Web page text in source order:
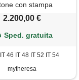
con stampa
2.200,00 €
Sped. gratuita
IT 46 IT 48 IT 52 IT 54
mytheresa